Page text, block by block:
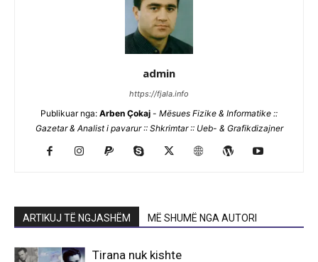
admin
https://fjala.info
Publikuar nga: Arben Çokaj - Mësues Fizike & Informatike ::
Gazetar & Analist i pavarur :: Shkrimtar :: Ueb- & Grafikdizajner
ARTIKUJ TË NGJASHËM MË SHUMË NGA AUTORI
Tirana nuk kishte